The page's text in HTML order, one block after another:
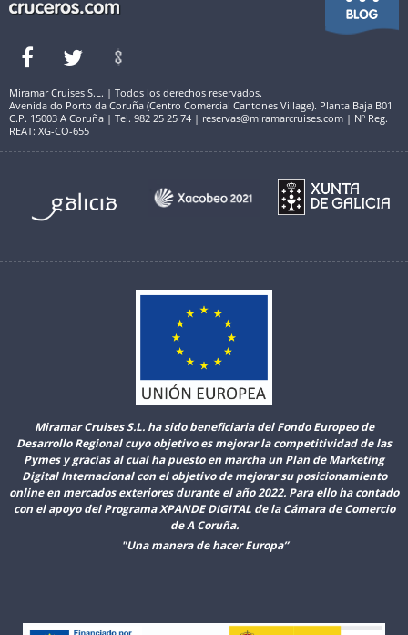
Miramar Cruises S.L. | Todos los derechos reservados.
Avenida do Porto da Coruña (Centro Comercial Cantones Village). Planta Baja B01
C.P. 15003 A Coruña | Tel. 982 25 25 74 | reservas@miramarcruises.com | Nº Reg.
REAT: XG-CO-655
Miramar Cruises S.L. ha sido beneficiaria del Fondo Europeo de
Desarrollo Regional cuyo objetivo es mejorar la competitividad de las
Pymes y gracias al cual ha puesto en marcha un Plan de Marketing
Digital Internacional con el objetivo de mejorar su posicionamiento
online en mercados exteriores durante el año 2022. Para ello ha contado
con el apoyo del Programa XPANDE DIGITAL de la Cámara de Comercio
de A Coruña.
"Una manera de hacer Europa”